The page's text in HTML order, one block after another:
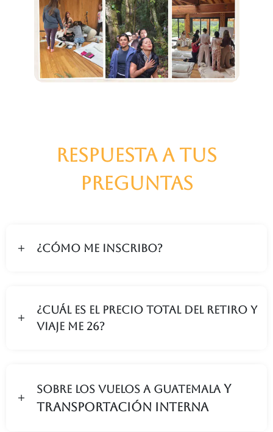
Respuesta a tus
preguntas
¿Cómo me inscribo?
¿Cuál es el precio total del Retiro y
ViaJE ME 26?
Sobre los Vuelos a GUATEMALA y
transportación interna